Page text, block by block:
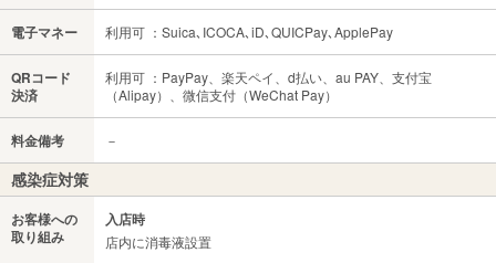
電子マネー 利用可 ：Suica､ICOCA､iD､QUICPay､ApplePay
QRコード
決済
利用可 ：PayPay、楽天ペイ、d払い、au PAY、支付宝
（Alipay）、微信支付（WeChat Pay）
料金備考 －
感染症対策
お客様への
取り組み
入店時
店内に消毒液設置